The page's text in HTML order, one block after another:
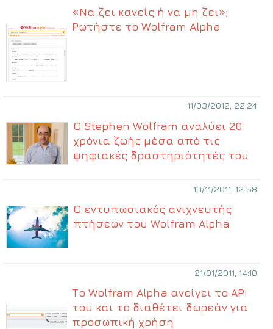
«Να ζει κανείς ή να μη ζει»;
Ρωτήστε το Wolfram Alpha
11/03/2012, 22:24
Ο Stephen Wolfram αναλύει 20
χρόνια ζωής μέσα από τις
ψηφιακές δραστηριότητές του
19/11/2011, 12:58
Ο εντυπωσιακός ανιχνευτής
πτήσεων του Wolfram Alpha
21/01/2011, 14:10
Το Wolfram Alpha ανοίγει το API
του και το διαθέτει δωρεάν για
προσωπική χρήση